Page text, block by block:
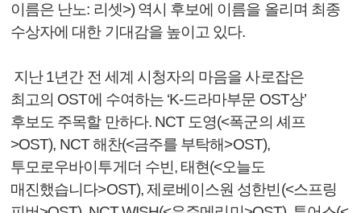
이름은 난노: 리셋>) 역시 후보에 이름을 올리며 최종
수상자에 대한 기대감을 높이고 있다.
지난 1년간 전 세계 시청자의 마음을 사로잡은
최고의 OST에 수여하는 ‘K-드라마부문 OST상’
후보도 주목할 만하다. NCT 도영(<폭군의 셰프
>OST), NCT 해찬(<금주를 부탁해>OST),
투모로우바이투게더 수빈, 태현(<오늘도
매진했습니다>OST), 제로베이스원 성한빈(<스프링